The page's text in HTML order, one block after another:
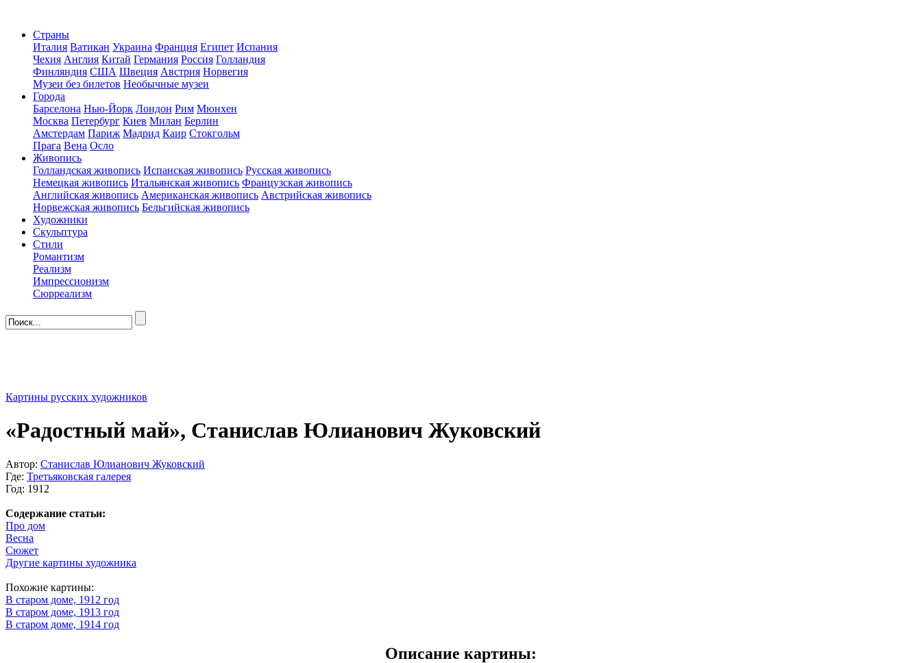
Страны
Италия Ватикан Украина Франция Египет Испания
Чехия Англия Китай Германия Россия Голландия
Финляндия США Швеция Австрия Норвегия
Музеи без билетов Необычные музеи
Города
Барселона Нью-Йорк Лондон Рим Мюнхен
Москва Петербург Киев Милан Берлин
Амстердам Париж Мадрид Каир Стокгольм
Прага Вена Осло
Живопись
Голландская живопись Испанская живопись Русская живопись
Немецкая живопись Итальянская живопись Французская живопись
Английская живопись Американская живопись Австрийская живопись
Норвежская живопись Бельгийская живопись
Художники
Скульптура
Стили
Романтизм
Реализм
Импрессионизм
Сюрреализм
Картины русских художников
«Радостный май», Станислав Юлианович Жуковский
Автор: Станислав Юлианович Жуковский
Где: Третьяковская галерея
Год: 1912
Содержание статьи:
Про дом
Весна
Сюжет
Другие картины художника
Похожие картины:
В старом доме, 1912 год
В старом доме, 1913 год
В старом доме, 1914 год
Описание картины: